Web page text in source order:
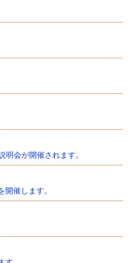
明会が開催されます。
催します。